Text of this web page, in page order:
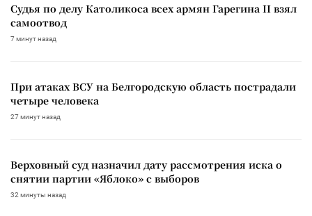
Судья по делу Католикоса всех армян Гарегина II взял
самоотвод
7 минут назад
При атаках ВСУ на Белгородскую область пострадали
четыре человека
27 минут назад
Верховный суд назначил дату рассмотрения иска о
снятии партии «Яблоко» с выборов
32 минуты назад